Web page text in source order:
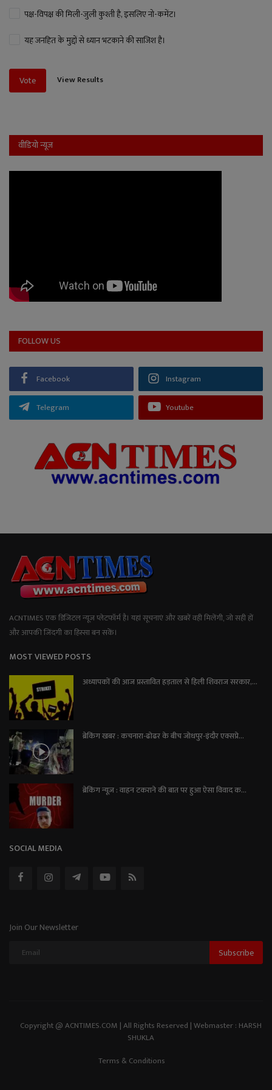
पक्ष-विपक्ष की मिली-जुली कुश्ती है, इसलिए नो-कमेंट।
यह जनहित के मुद्दों से ध्यान भटकाने की साजिश है।
Vote View Results
वीडियो न्यूज
FOLLOW US
Facebook Instagram
Telegram Youtube
ACNTIMES एक डिजिटल न्यूज प्लेटफॉर्म है। यहां सूचनाएं और खबरें वही मिलेंगी, जो सही हों
और आपकी जिंदगी का हिस्सा बन सकें।
MOST VIEWED POSTS
अध्यापकों की आज प्रस्तावित हड़ताल से हिली शिवराज सरकार,...
ब्रेकिंग खबर : कचनारा-ढोढर के बीच जोधपुर-इंदौर एक्सप्रे...
ब्रेकिंग न्यूज़ : वाहन टकराने की बात पर हुआ ऐसा विवाद क...
SOCIAL MEDIA
Join Our Newsletter
Subscribe
Copyright @ ACNTIMES.COM | All Rights Reserved | Webmaster : HARSH
SHUKLA
Terms & Conditions